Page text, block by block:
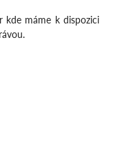
kde máme k dispozici